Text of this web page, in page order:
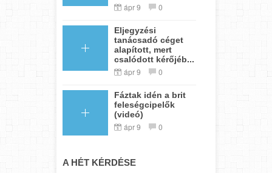
ápr 9 0
Eljegyzési
tanácsadó céget
alapított, mert
csalódott kérőjéb...
ápr 9 0
Fáztak idén a brit
feleségcipelők
(videó)
ápr 9 0
A HÉT KÉRDÉSE